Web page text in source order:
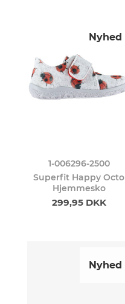
Nyhed
1-006296-2500
Superfit Happy Octo
Hjemmesko
299,95 DKK
Nyhed